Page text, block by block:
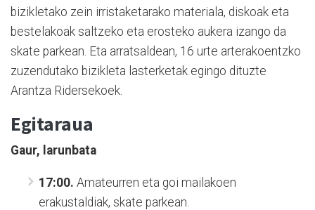
bizikletako zein irristaketarako materiala, diskoak eta
bestelakoak saltzeko eta erosteko aukera izango da
skate parkean. Eta arratsaldean, 16 urte arterakoentzko
zuzendutako bizikleta lasterketak egingo dituzte
Arantza Ridersekoek.
Egitaraua
Gaur, larunbata
17:00. Amateurren eta goi mailakoen
erakustaldiak, skate parkean.